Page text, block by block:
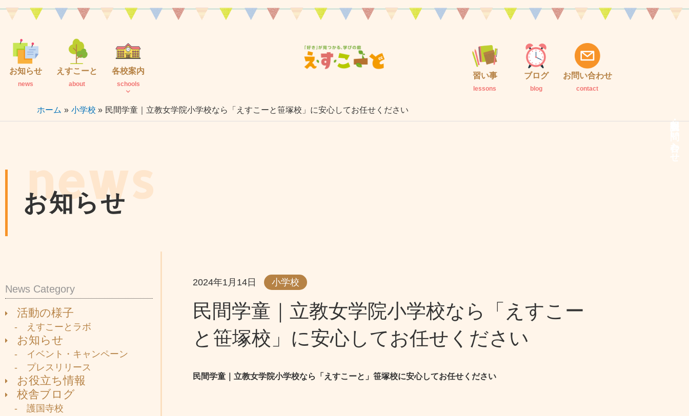
内
お知らせ
news
えすこーと
about
各校案内
schools
習い事
lessons
ブログ
blog
お問い合わせ
contact
説明会・お問い合わせ
ホーム 小学校 民間学童｜立教女学院小学校なら「えすこーと笹塚校」に安心してお任せください
news
お知らせ
News Category
活動の様子
- えすこーとラボ
お知らせ
- イベント・キャンペーン
- プレスリリース
お役立ち情報
校舎ブログ
- 護国寺校
2024年1月14日 小学校
民間学童｜立教女学院小学校なら「えすこー
と笹塚校」に安心してお任せください
民間学童｜立教女学院小学校なら「えすこーと」笹塚校に安心してお任せください